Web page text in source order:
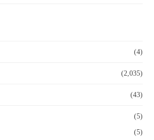
(4)
(2,035)
(43)
(5)
(5)